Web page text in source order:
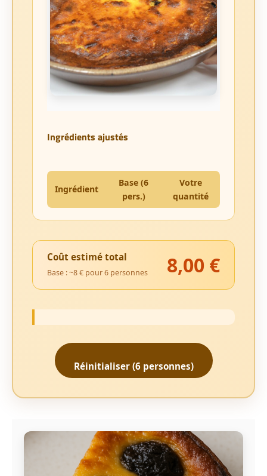
Ingrédients ajustés
Ingrédient
Base (6
pers.)
Votre
quantité
Coût estimé total
Base : ~8 € pour 6 personnes 8,00 €
Réinitialiser (6 personnes)